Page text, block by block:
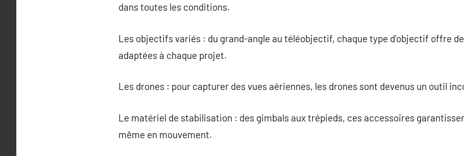
dans toutes les conditions.
Les objectifs variés : du grand-angle au téléobjectif, chaque type d’objectif offre
adaptées à chaque projet.
Les drones : pour capturer des vues aériennes, les drones sont devenus un outil
Le matériel de stabilisation : des gimbals aux trépieds, ces accessoires
même en mouvement.